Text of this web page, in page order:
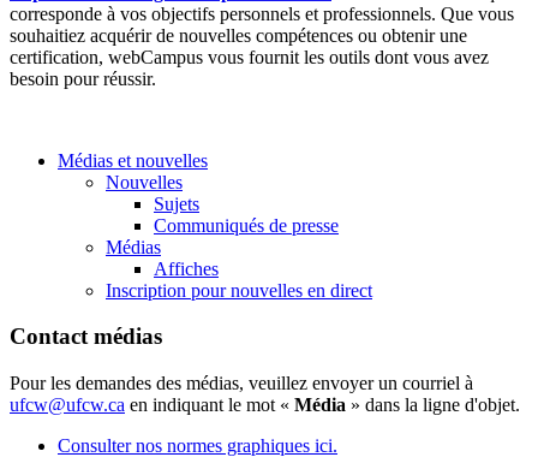
corresponde à vos objectifs personnels et professionnels. Que vous
souhaitiez acquérir de nouvelles compétences ou obtenir une
certification, webCampus vous fournit les outils dont vous avez
besoin pour réussir.
Médias et nouvelles
Nouvelles
Sujets
Communiqués de presse
Médias
Affiches
Inscription pour nouvelles en direct
Contact médias
Pour les demandes des médias, veuillez envoyer un courriel à
ufcw@ufcw.ca en indiquant le mot « Média » dans la ligne d'objet.
Consulter nos normes graphiques ici.